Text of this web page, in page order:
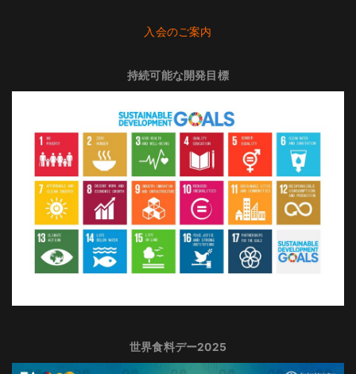
入会のご案内
持続可能な開発目標
世界食料デー2025